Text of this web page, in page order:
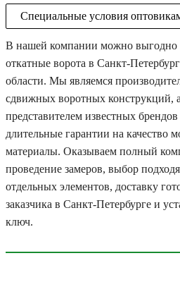
Специальные условия
В нашей компании можно выгодно
откатные ворота в Санкт-
области. Мы являемся
сдвижных воротных конструкций,
представителем известных
длительные гарантии на качество
материалы. Оказываем полный
проведение замеров, выбор
отдельных элементов, доставку
заказчика в Санкт-Петербурге и
ключ.